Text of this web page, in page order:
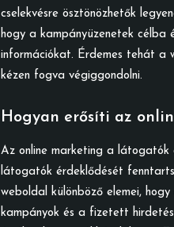
cselekvésre ösztönözhetők
hogy a kampányüzenetek célba
információkat. Érdemes tehát a
kézen fogva végiggondolni.
Hogyan erősíti az
Az online marketing a látogatók
látogatók érdeklődését
weboldal különböző elemei,
kampányok és a fizetett